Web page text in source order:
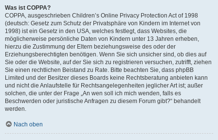
Was ist COPPA?
COPPA, ausgeschrieben Children’s Online Privacy Protection Act of 1998
(deutsch: Gesetz zum Schutz der Privatsphäre von Kindern im Internet von
1998) ist ein Gesetz in den USA, welches festlegt, dass Websites, die
möglicherweise persönliche Daten von Kindern unter 13 Jahren erheben,
hierzu die Zustimmung der Eltern beziehungsweise des oder der
Erziehungsberechtigten benötigen. Wenn Sie sich unsicher sind, ob dies auf
Sie oder die Website, auf der Sie sich zu registrieren versuchen, zutrifft, ziehen
Sie einen rechtlichen Beistand zu Rate. Bitte beachten Sie, dass phpBB
Limited und der Besitzer dieses Boards keine Rechtsberatung anbieten kann
und nicht die Anlaufstelle für Rechtsangelegenheiten jeglicher Art ist; außer
solchen, die unter der Frage „An wen soll ich mich wenden, falls es
Beschwerden oder juristische Anfragen zu diesem Forum gibt?“ behandelt
werden.
Nach oben